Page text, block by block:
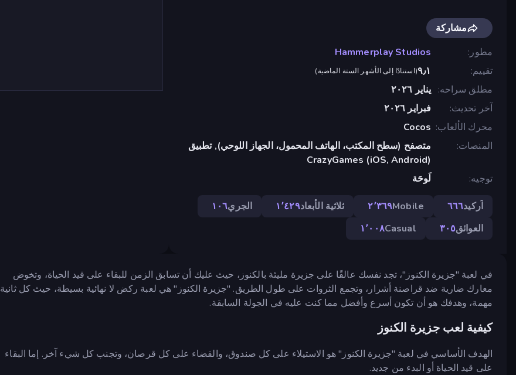
مشاركة
مطور
Hammerplay Studios
تقييم
٩٫١(استنادًا إلى الأشهر الستة الماضية)
مطلق سراحه
يناير ٢٠٢٦
آخر تحديث
فبراير ٢٠٢٦
محرك الألعاب Cocos
المنصات
متصفح (سطح المكتب، الهاتف المحمول، الجهاز اللوحي), تطبيق
CrazyGames (iOS, Android)
توجيه
لَوحَة
آركيد٦٦٦ Mobile٢٬٣٦٩ ثلاثية الأبعاد١٬٤٢٩ الجري١٠٦
العوائق٣٠٥ Casual١٬٠٠٨
في لعبة "جزيرة الكنوز"، تجد نفسك عالقًا على جزيرة مليئة بالكنوز، حيث عليك أن تسابق الزمن للبقاء على قيد الحياة، وتخوض
معارك ضارية ضد قراصنة أشرار، وتجمع الثروات على طول الطريق. "جزيرة الكنوز" هي لعبة ركض لا نهائية بسيطة، حيث كل ثانية
مهمة، وهدفك هو أن تكون أسرع وأفضل مما كنت عليه في الجولة السابقة.
كيفية لعب جزيرة الكنوز
الهدف الأساسي في لعبة "جزيرة الكنوز" هو الاستيلاء على كل صندوق، والقضاء على كل قرصان، وتجنب كل شيء آخر. إما البقاء
على قيد الحياة أو البدء من جديد.